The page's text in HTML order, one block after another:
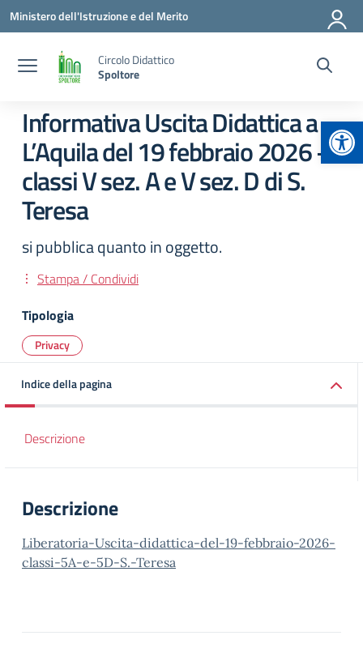
Vai ai contenuti
Vai al menu di navigazione
Vai al footer
Ministero dell'Istruzione e del Merito
Circolo Didattico
Spoltore
Informativa Uscita Didattica a
L’Aquila del 19 febbraio 2026 –
classi V sez. A e V sez. D di S.
Teresa
si pubblica quanto in oggetto.
Stampa / Condividi
Tipologia
Privacy
Indice della pagina
Descrizione
Descrizione
Liberatoria-Uscita-didattica-del-19-febbraio-2026-
classi-5A-e-5D-S.-Teresa